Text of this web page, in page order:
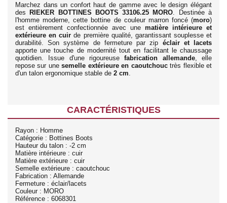
Marchez dans un confort haut de gamme avec le design élégant
desRIEKER BOTTINES BOOTS 33106.25 MORO . Destinée à
l'homme moderne, cette bottine de couleur marron foncé (moro)
est entièrement confectionnée avec une matière intérieure et
extérieure en cuir de première qualité, garantissant souplesse et
durabilité. Son système de fermeture par zip éclair et lacets
apporte une touche de modernité tout en facilitant le chaussage
quotidien. Issue d'une rigoureusefabrication allemande, elle
repose sur unesemelle extérieure en caoutchouctrès flexible et
d'un talon ergonomique stable de 2 cm
CARACTÉRISTIQUES
Rayon : Homme
Catégorie : Bottines Boots
Hauteur du talon : -2 cm
Matière intérieure : cuir
Matière extérieure : cuir
Semelle extérieure : caoutchouc
Fabrication : Allemande
Fermeture : éclair/lacets
Couleur : MORO
Référence : 6068301